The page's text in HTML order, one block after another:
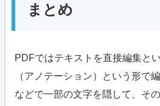
まとめ
PDFではテキストを直接編集と
（アノテーション）という形で
などで一部の文字を隠して、そ